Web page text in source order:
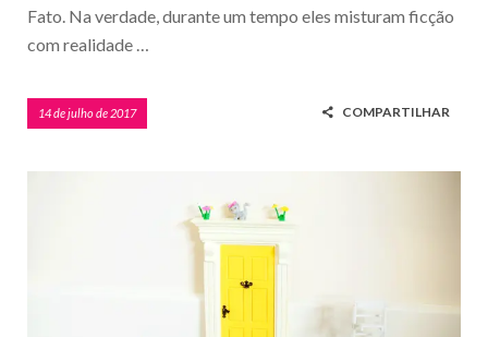
Fato. Na verdade, durante um tempo eles misturam ficção
com realidade …
14 de julho de 2017 COMPARTILHAR